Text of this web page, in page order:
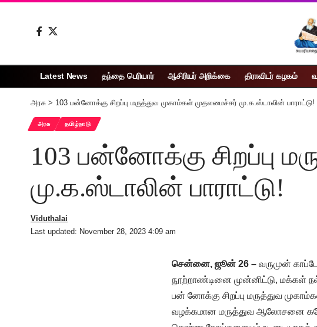
Latest News தந்தை பெரியார் ஆசிரியர் அறிக்கை திராவிடர் கழகம்
அரசு > 103 பன்னோக்கு சிறப்பு மருத்துவ முகாம்கள் முதலமைச்சர் மு.க.ஸ்டாலின் பாராட்டு!
அரசு தமிழ்நாடு
103 பன்னோக்கு சிறப்பு
மு.க.ஸ்டாலின் பாராட்டு!
Last updated: November 28, 2023 4:09 am
Viduthalai
சென்னை, ஜூன் 26 – வருமுன்
நூற்றாண்டினை முன்னிட்டு, மக்கள்
பன் னோக்கு சிறப்பு மருத்துவ
வழக்கமான மருத்துவ ஆலோசனை